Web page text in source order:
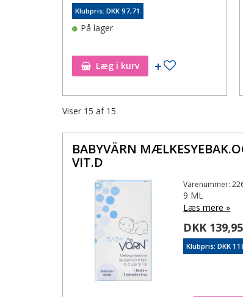
Klubpris: DKK 97,71
På lager
Læg i kurv Tilføj til
Viser 15 af 15
BABYVÄRN
VIT.D
Varenummer:
9 ML
Læs mere »
DKK 139,95
Klubpris: DKK